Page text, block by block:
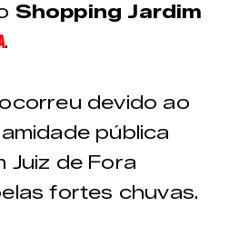
Shopping Jardim
.
devido ao
pública
Juiz de Fora
fortes chuvas.